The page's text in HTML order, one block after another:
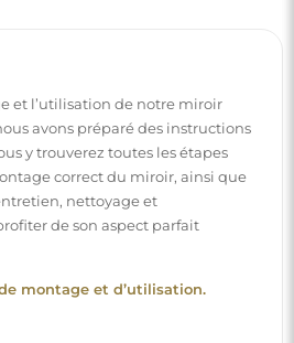
restez informé
nouveautés, inspirations et
les tendances déco et trouvez
intérieurs. Rejoignez notre
ce que nous préparons
!